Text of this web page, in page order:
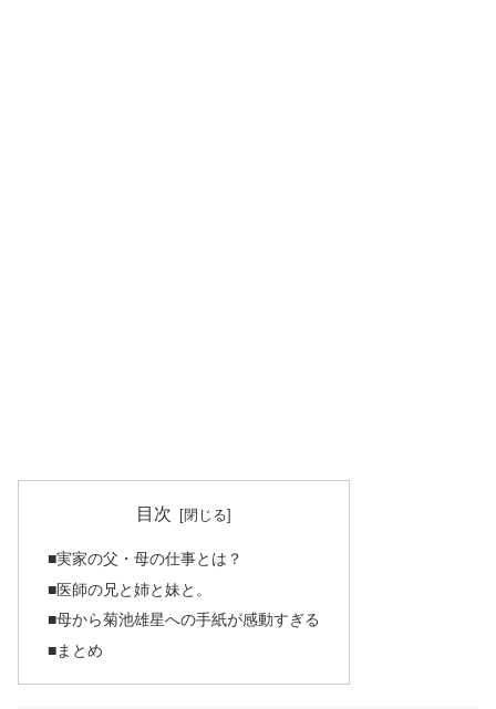
目次
■実家の父・母の仕事とは？
■医師の兄と姉と妹と。
■母から菊池雄星への手紙が感動すぎる
■まとめ